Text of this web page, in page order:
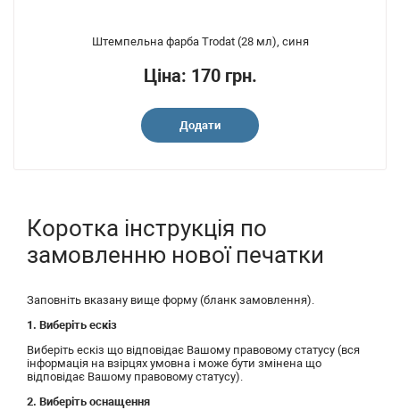
Штемпельна фарба Trodat (28 мл), синя
Ціна: 170 грн.
Додати
Коротка інструкція по
замовленню нової печатки
Заповніть вказану вище форму (бланк замовлення).
1. Виберіть ескіз
Виберіть ескіз що відповідає Вашому правовому статусу (вся
інформація на взірцях умовна і може бути змінена що
відповідає Вашому правовому статусу).
2. Виберіть оснащення